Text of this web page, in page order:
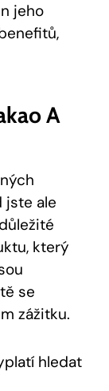
jeho
A
jste ‍ale
který
se⁢
zážitku.
hledat